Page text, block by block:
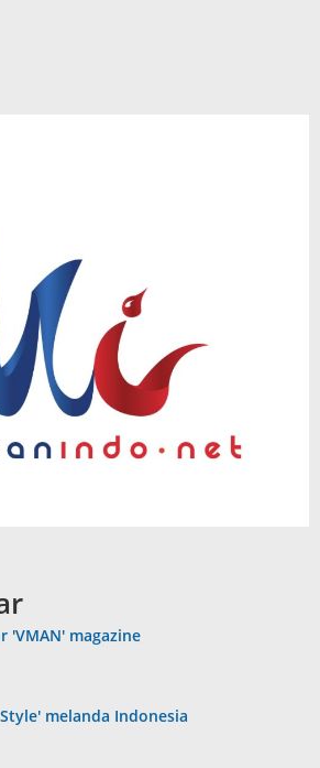
'VMAN' magazine
melanda Indonesia